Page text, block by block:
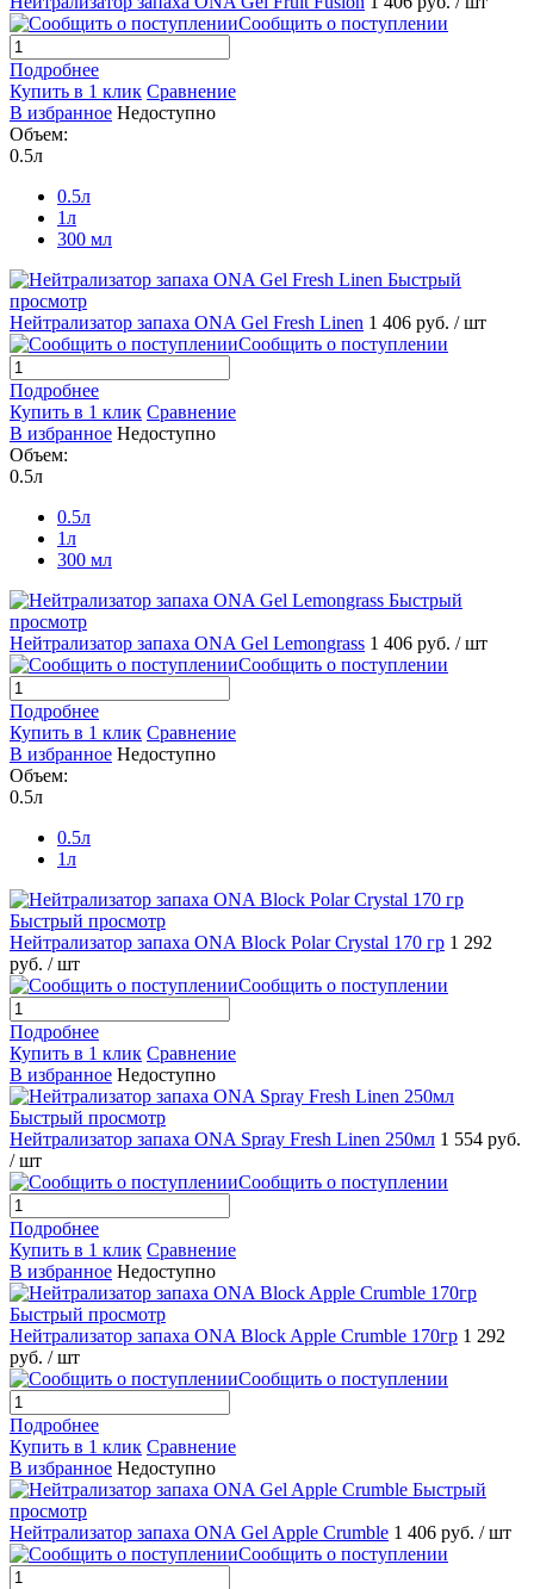
Сообщить о поступлении
Подробнее
Купить в 1 клик Сравнение
В избранное Недоступно
Объем:
0.5л
0.5л
1л
300 мл
Быстрый
просмотр
Нейтрализатор запаха ONA Gel Fresh Linen 1 406 руб. / шт
Сообщить о поступлении
Подробнее
Купить в 1 клик Сравнение
В избранное Недоступно
Объем:
0.5л
0.5л
1л
300 мл
Быстрый
просмотр
Нейтрализатор запаха ONA Gel Lemongrass 1 406 руб. / шт
Сообщить о поступлении
Подробнее
Купить в 1 клик Сравнение
В избранное Недоступно
Объем:
0.5л
0.5л
1л
Быстрый просмотр
Нейтрализатор запаха ONA Block Polar Crystal 170 гр 1 292
руб. / шт
Сообщить о поступлении
Подробнее
Купить в 1 клик Сравнение
В избранное Недоступно
Быстрый просмотр
Нейтрализатор запаха ONA Spray Fresh Linen 250мл 1 554 руб.
/ шт
Сообщить о поступлении
Подробнее
Купить в 1 клик Сравнение
В избранное Недоступно
Быстрый просмотр
Нейтрализатор запаха ONA Block Apple Crumble 170гр 1 292
руб. / шт
Сообщить о поступлении
Подробнее
Купить в 1 клик Сравнение
В избранное Недоступно
Быстрый
просмотр
Нейтрализатор запаха ONA Gel Apple Crumble 1 406 руб. / шт
Сообщить о поступлении